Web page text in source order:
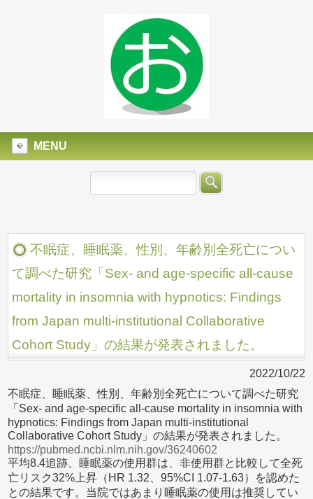
MENU
不眠症、睡眠薬、性別、年齢別全死亡につい
て調べた研究「Sex- and age-specific all-cause
mortality in insomnia with hypnotics: Findings
from Japan multi-institutional Collaborative
Cohort Study」の結果が発表されました。
2022/10/22
不眠症、睡眠薬、性別、年齢別全死亡について調べた研究
「Sex- and age-specific all-cause mortality in insomnia with
hypnotics: Findings from Japan multi-institutional
Collaborative Cohort Study」の結果が発表されました。
https://pubmed.ncbi.nlm.nih.gov/36240602
平均8.4追跡、睡眠薬の使用群は、非使用群と比較して全死
亡リスク32%上昇（HR 1.32、95%CI 1.07-1.63）を認めた
との結果です。当院ではあまり睡眠薬の使用は推奨してい